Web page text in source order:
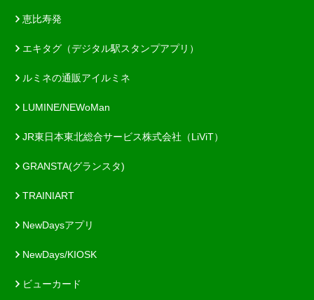
恵比寿発
エキタグ（デジタル駅スタンプアプリ）
ルミネの通販アイルミネ
LUMINE/NEWoMan
JR東日本東北総合サービス株式会社（LiViT）
GRANSTA(グランスタ)
TRAINIART
NewDaysアプリ
NewDays/KIOSK
ビューカード